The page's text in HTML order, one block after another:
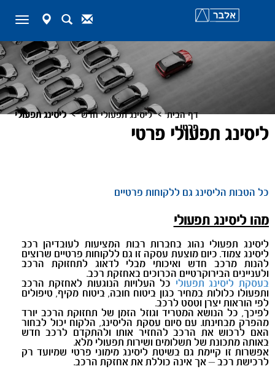
Togglemap-
marker
SearchContact
ליסינג תפעולי פרטי
דף הבית > ליסינג תפעולי חדש > ליסינג תפעולי
פרטי
כל הטבות הליסינג גם ללקוחות פרטיים
מהו ליסינג תפעולי
ליסינג תפעולי נהוג בחברות רבות המציעות לעובדיהן רכב
ליסינג צמוד. כיום מוצעת עסקה זו גם ללקוחות פרטיים שרוצים
להנות מרכב חדש ואיכותי מבלי לדאוג לתחזוקת הרכב
ולעניינים הבירוקרטיים הכרוכים באחזקת רכב.
בעסקת ליסינג תפעולי כל העלויות הנוגעות לאחזקת הרכב
ותפעולו כלולות במחיר כגון ביטוח חובה, ביטוח מקיף, טיפולים
לפי הוראות יצרן וטסט לרכב.
לפיכך, כל הנושא המטריד וגוזל הזמן של תחזוקת הרכב יורד
מהפרק מבחינתו. עם סיום עסקת הליסינג, הלקוח יכול לבחור
האם לרכוש את הרכב להחזיר אותו ולהתקדם לרכב חדש
באותה מתכונת של תשלומים ושירות תפעולי מלא.
אפשרות זו קיימת גם בשיטת ליסינג מימוני פרטי שמיועד רק
לרכישת רכב – אך אינה כוללת את אחזקת הרכב.